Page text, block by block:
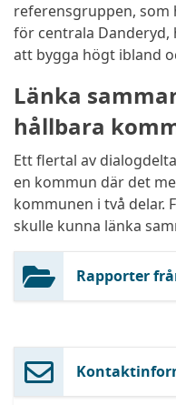
referensgruppen, som
för centrala
att bygga högt ibland
Länka
hållbara
Ett flertal av
en kommun där det
kommunen i två
skulle kunna länka
Rapporter